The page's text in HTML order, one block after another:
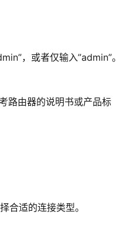
，或者仅输入”admin”。
路由器的说明书或产品标
合适的连接类型。